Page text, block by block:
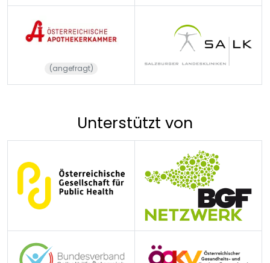
(angefragt)
Unterstützt von